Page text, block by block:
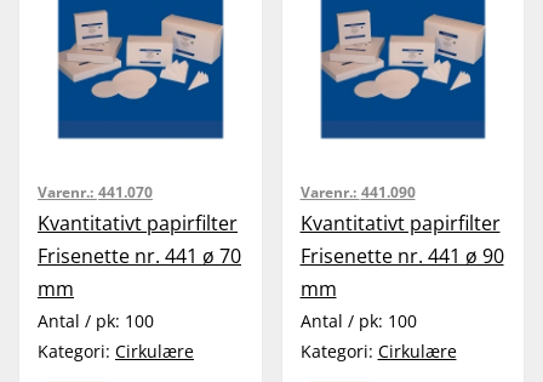
Varenr.: 441.070
Kvantitativt papirfilter
Frisenette nr. 441 ø 70
mm
Antal / pk: 100
Kategori: Cirkulære
Varenr.: 441.090
Kvantitativt papirfilter
Frisenette nr. 441 ø 90
mm
Antal / pk: 100
Kategori: Cirkulære